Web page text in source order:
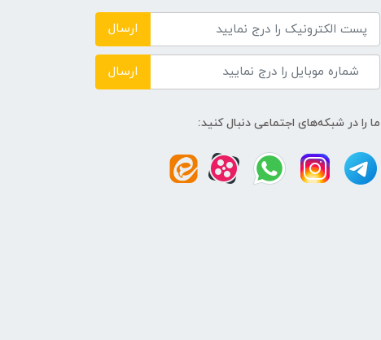
ارسال
ارسال
ما را در شبکه‌های اجتماعی دنبال کنید: